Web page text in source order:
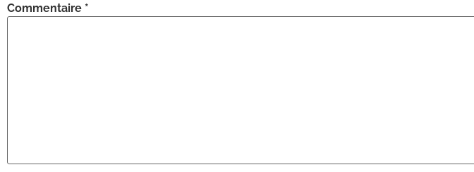
Commentaire *